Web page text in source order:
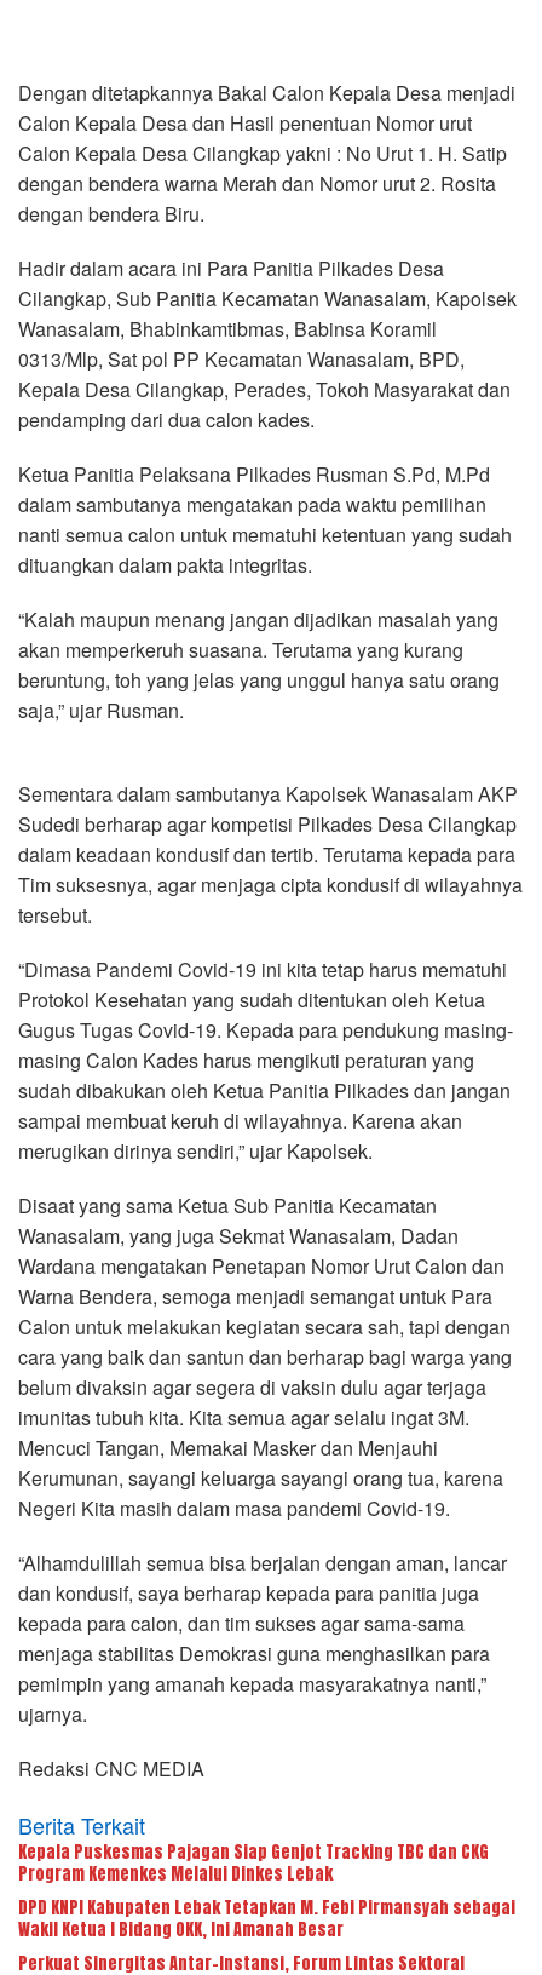
Dengan ditetapkannya Bakal Calon Kepala Desa menjadi
Calon Kepala Desa dan Hasil penentuan Nomor urut
Calon Kepala Desa Cilangkap yakni : No Urut 1. H. Satip
dengan bendera warna Merah dan Nomor urut 2. Rosita
dengan bendera Biru.
Hadir dalam acara ini Para Panitia Pilkades Desa
Cilangkap, Sub Panitia Kecamatan Wanasalam, Kapolsek
Wanasalam, Bhabinkamtibmas, Babinsa Koramil
0313/Mlp, Sat pol PP Kecamatan Wanasalam, BPD,
Kepala Desa Cilangkap, Perades, Tokoh Masyarakat dan
pendamping dari dua calon kades.
Ketua Panitia Pelaksana Pilkades Rusman S.Pd, M.Pd
dalam sambutanya mengatakan pada waktu pemilihan
nanti semua calon untuk mematuhi ketentuan yang sudah
dituangkan dalam pakta integritas.
“Kalah maupun menang jangan dijadikan masalah yang
akan memperkeruh suasana. Terutama yang kurang
beruntung, toh yang jelas yang unggul hanya satu orang
saja,” ujar Rusman.
Sementara dalam sambutanya Kapolsek Wanasalam AKP
Sudedi berharap agar kompetisi Pilkades Desa Cilangkap
dalam keadaan kondusif dan tertib. Terutama kepada para
Tim suksesnya, agar menjaga cipta kondusif di wilayahnya
tersebut.
“Dimasa Pandemi Covid-19 ini kita tetap harus mematuhi
Protokol Kesehatan yang sudah ditentukan oleh Ketua
Gugus Tugas Covid-19. Kepada para pendukung masing-
masing Calon Kades harus mengikuti peraturan yang
sudah dibakukan oleh Ketua Panitia Pilkades dan jangan
sampai membuat keruh di wilayahnya. Karena akan
merugikan dirinya sendiri,” ujar Kapolsek.
Disaat yang sama Ketua Sub Panitia Kecamatan
Wanasalam, yang juga Sekmat Wanasalam, Dadan
Wardana mengatakan Penetapan Nomor Urut Calon dan
Warna Bendera, semoga menjadi semangat untuk Para
Calon untuk melakukan kegiatan secara sah, tapi dengan
cara yang baik dan santun dan berharap bagi warga yang
belum divaksin agar segera di vaksin dulu agar terjaga
imunitas tubuh kita. Kita semua agar selalu ingat 3M.
Mencuci Tangan, Memakai Masker dan Menjauhi
Kerumunan, sayangi keluarga sayangi orang tua, karena
Negeri Kita masih dalam masa pandemi Covid-19.
“Alhamdulillah semua bisa berjalan dengan aman, lancar
dan kondusif, saya berharap kepada para panitia juga
kepada para calon, dan tim sukses agar sama-sama
menjaga stabilitas Demokrasi guna menghasilkan para
pemimpin yang amanah kepada masyarakatnya nanti,”
ujarnya.
Redaksi CNC MEDIA
Berita Terkait
Kepala Puskesmas Pajagan Siap Genjot Tracking TBC dan CKG
Program Kemenkes Melalui Dinkes Lebak
DPD KNPI Kabupaten Lebak Tetapkan M. Febi Pirmansyah sebagai
Wakil Ketua I Bidang OKK, Ini Amanah Besar
Perkuat Sinergitas Antar-Instansi, Forum Lintas Sektoral